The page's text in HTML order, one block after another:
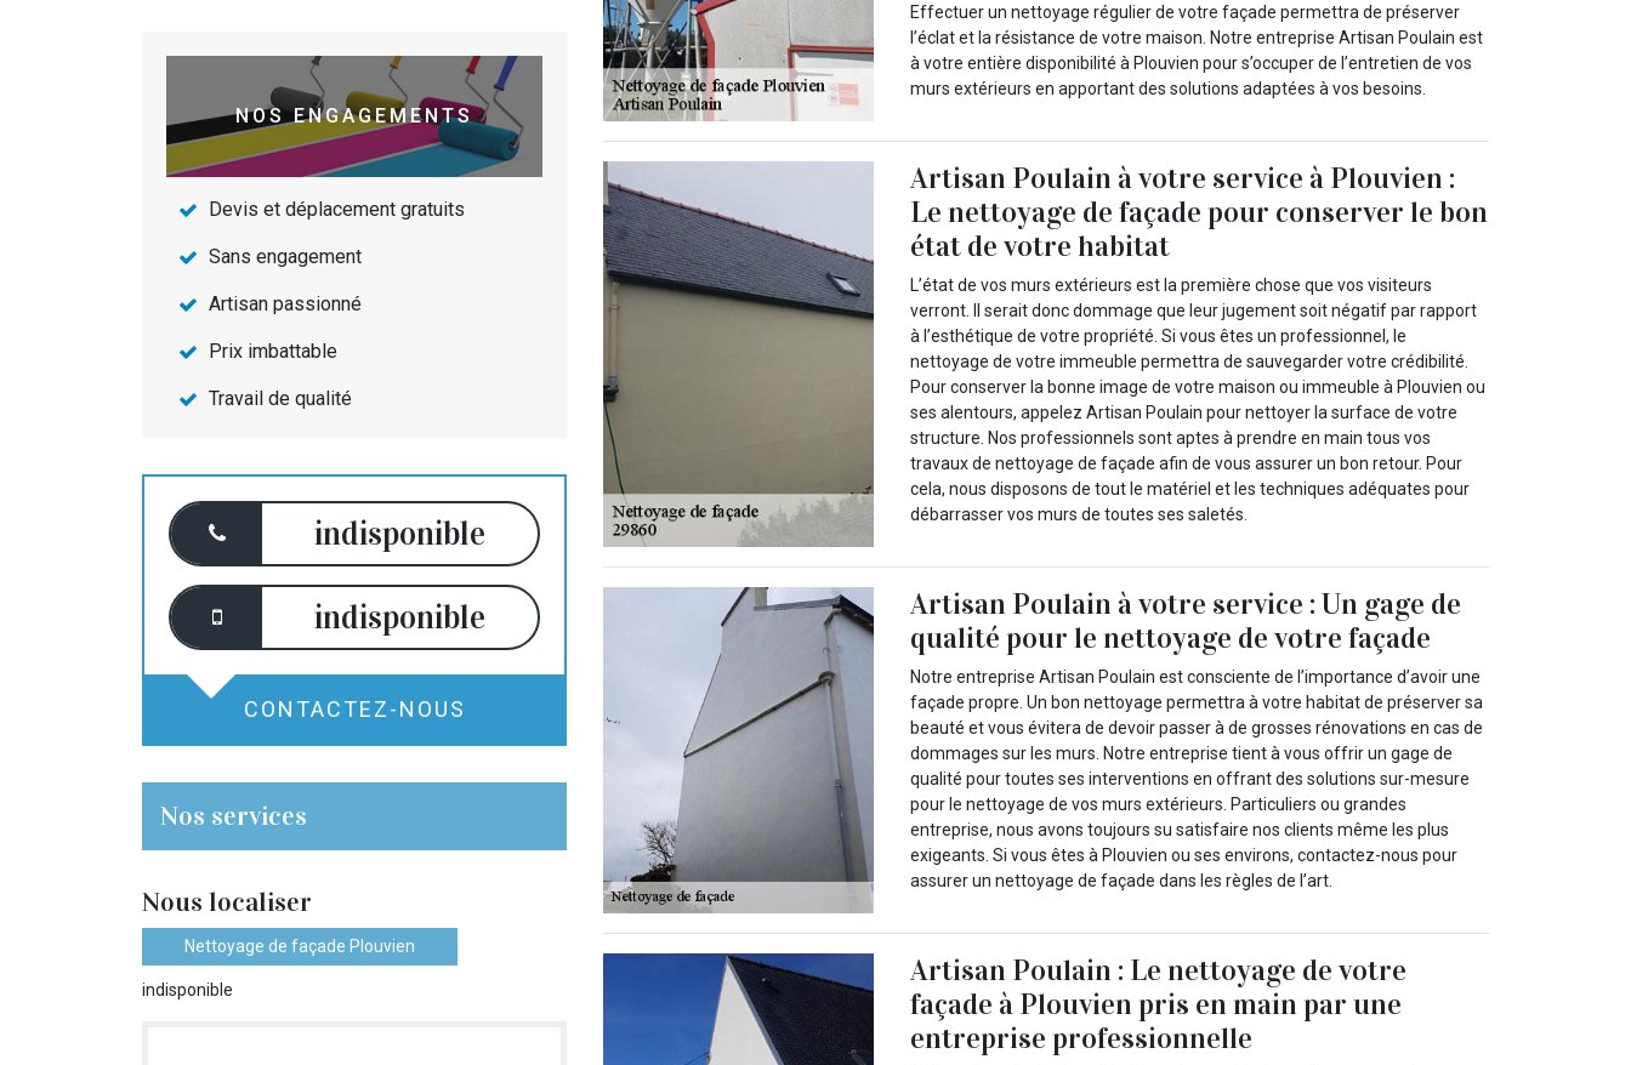
NOS ENGAGEMENTS
Devis et déplacement gratuits
Sans engagement
Artisan passionné
Prix imbattable
Travail de qualité
indisponible
indisponible
CONTACTEZ-NOUS
Nos services
Nous localiser
Nettoyage de façade Plouvien
indisponible
Effectuer un nettoyage régulier de votre façade permettra de préserver
l’éclat et la résistance de votre maison. Notre entreprise Artisan Poulain est
à votre entière disponibilité à Plouvien pour s’occuper de l’entretien de vos
murs extérieurs en apportant des solutions adaptées à vos besoins.
Artisan Poulain à votre service à Plouvien :
Le nettoyage de façade pour conserver le bon
état de votre habitat
L’état de vos murs extérieurs est la première chose que vos visiteurs
verront. Il serait donc dommage que leur jugement soit négatif par rapport
à l’esthétique de votre propriété. Si vous êtes un professionnel, le
nettoyage de votre immeuble permettra de sauvegarder votre crédibilité.
Pour conserver la bonne image de votre maison ou immeuble à Plouvien ou
ses alentours, appelez Artisan Poulain pour nettoyer la surface de votre
structure. Nos professionnels sont aptes à prendre en main tous vos
travaux de nettoyage de façade afin de vous assurer un bon retour. Pour
cela, nous disposons de tout le matériel et les techniques adéquates pour
débarrasser vos murs de toutes ses saletés.
Artisan Poulain à votre service : Un gage de
qualité pour le nettoyage de votre façade
Notre entreprise Artisan Poulain est consciente de l’importance d’avoir une
façade propre. Un bon nettoyage permettra à votre habitat de préserver sa
beauté et vous évitera de devoir passer à de grosses rénovations en cas de
dommages sur les murs. Notre entreprise tient à vous offrir un gage de
qualité pour toutes ses interventions en offrant des solutions sur-mesure
pour le nettoyage de vos murs extérieurs. Particuliers ou grandes
entreprise, nous avons toujours su satisfaire nos clients même les plus
exigeants. Si vous êtes à Plouvien ou ses environs, contactez-nous pour
assurer un nettoyage de façade dans les règles de l’art.
Artisan Poulain : Le nettoyage de votre
façade à Plouvien pris en main par une
entreprise professionnelle